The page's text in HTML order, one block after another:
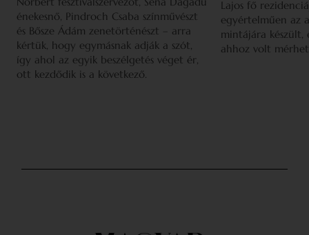
énekesnő, Pindroch Csaba színművészt
és Bősze Ádám zenetörténészt – arra
kértük, hogy egymásnak adják a szót,
így ahol az egyik beszélgetés véget ér,
ott kezdődik is a következő.
Lajos fő
egyértelműen az
mintájára készült,
ahhoz volt